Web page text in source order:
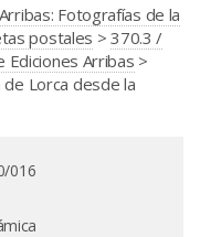
Fotografías de la
postales >370.3 /
Arribas >
Lorca desde la
016